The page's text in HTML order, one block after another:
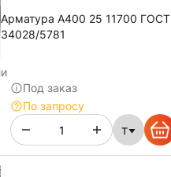
Арматура А400 25 11700 ГОСТ
34028/5781
Под заказ
По запросу
т